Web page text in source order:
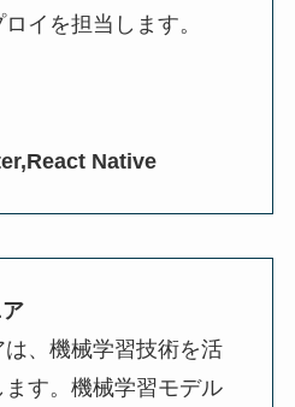
イを担当します。
Native
、機械学習技術を活
す。機械学習モデル